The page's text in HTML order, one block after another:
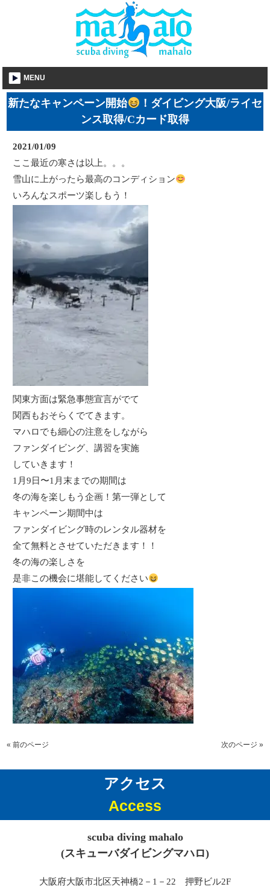
MENU
新たなキャンペーン開始
！ダイビング大阪/ライセ
ンス取得/Cカード取得
2021/01/09
ここ最近の寒さは以上。。。
雪山に上がったら最高のコンディション
いろんなスポーツ楽しもう！
関東方面は緊急事態宣言がでて
関西もおそらくでてきます。
マハロでも細心の注意をしながら
ファンダイビング、講習を実施
していきます！
1月9日〜1月末までの期間は
冬の海を楽しもう企画！第一弾として
キャンペーン期間中は
ファンダイビング時のレンタル器材を
全て無料とさせていただきます！！
冬の海の楽しさを
是非この機会に堪能してください
« 前のページ 次のページ »
アクセス
Access
scuba diving mahalo
(スキューバダイビングマハロ)
大阪府大阪市北区天神橋2－1－22 押野ビル2F